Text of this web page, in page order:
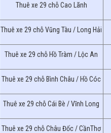
Thuê xe 29 chỗ Cao Lãnh
Thuê xe 29 chỗ Vũng Tàu / Long Hải
Thuê xe 29 chỗ Hồ Tràm / Lộc An
Thuê xe 29 chỗ Bình Châu / Hồ Cóc
Thuê xe 29 chỗ Cái Bè / Vĩnh Long
Thuê xe 29 chỗ Châu Đốc / CầnThơ